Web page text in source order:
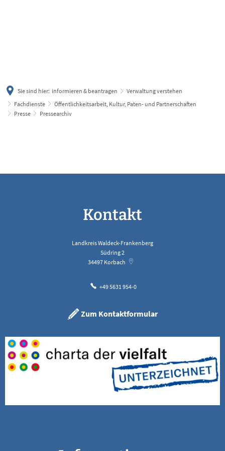
Sie sind hier: informieren & beantragen
Verwaltung verstehen
Fachdienste
Öffentlichkeitsarbeit, Kultur, Paten- und Partnerschaften
Presse
Pressearchiv
Kontakt
Landkreis Waldeck-Frankenberg
Südring 2
34497 Korbach
+49 5631 954-0
Zum Kontaktformular